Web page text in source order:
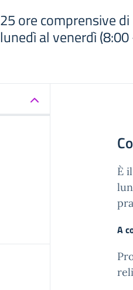
25 ore comprensive
lunedì al venerdì
È
A